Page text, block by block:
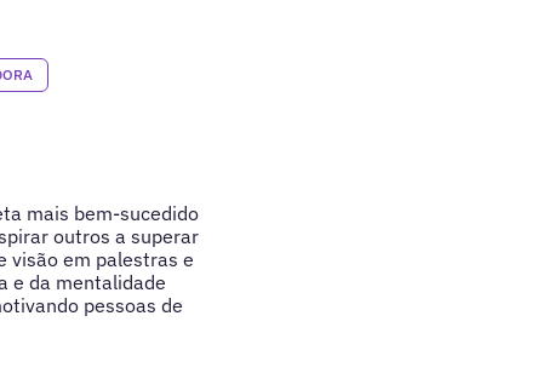
mais bem-sucedido
outros a superar
visão em palestras e
e da mentalidade
pessoas de